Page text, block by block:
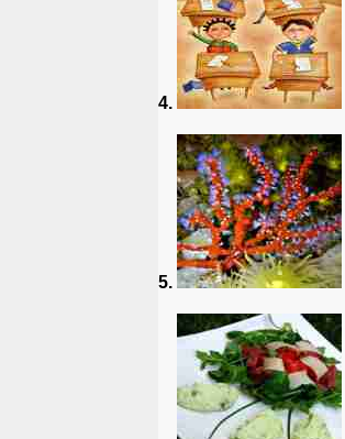
4.
5.